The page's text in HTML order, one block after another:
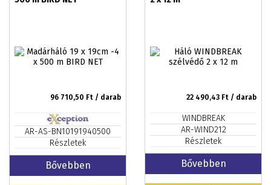
96 710,50 Ft / darab
AR-AS-BN10191940500
Részletek
Bővebben
22 490,43 Ft / darab
WINDBREAK
AR-WIND212
Részletek
Bővebben